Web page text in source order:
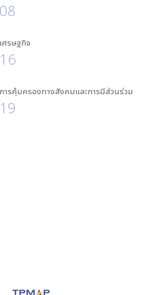
ศรษฐกิจ
ารคุ้มครองทางสังคมและการมีส่วนร่วม